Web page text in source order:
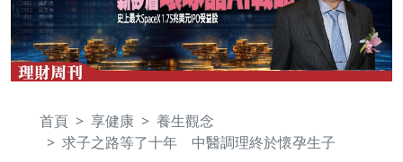
首頁 享健康
養生觀念
求子之路等了十年 中醫調理終於懷孕生子